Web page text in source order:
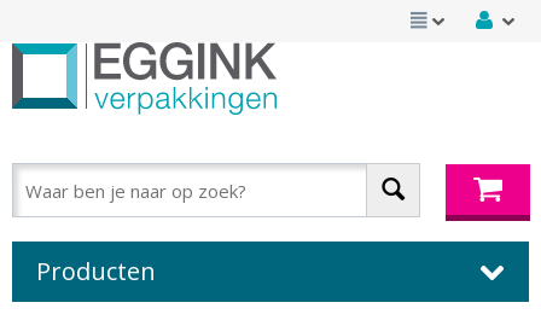
Producten